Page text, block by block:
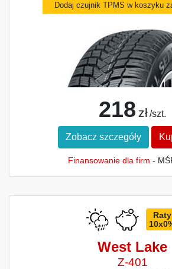
Dodaj czujnik TPMS w koszyku
218 zł /szt.
Zobacz szczegóły
Finansowanie dla firm -
Raty
West Lake
Z-401